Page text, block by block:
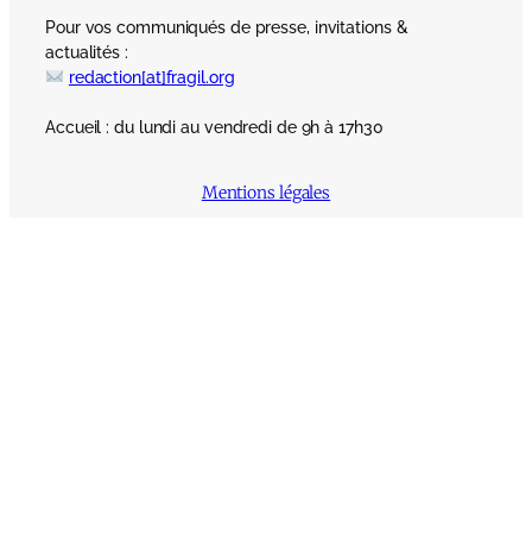
Pour vos communiqués de presse, invitations &
actualités :
redaction[at]fragil.org
Accueil : du lundi au vendredi de 9h à 17h30
Mentions légales